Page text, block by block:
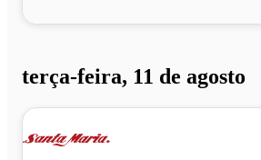
terça-feira, 11 de agosto